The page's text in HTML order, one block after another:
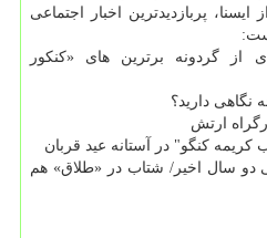
پربازدیدترین اخبار اجتماعی
از گردونه برترین های «كنكور
نگاهی دارید؟
ارتش
كنگو" در آستانه عید قربان
طی دو سال اخیر/ شتاب در «طلاق» هم